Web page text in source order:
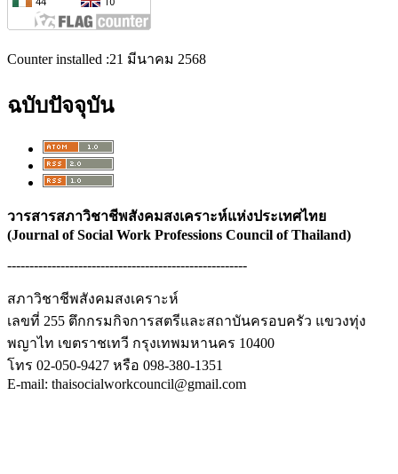
Counter installed :21 มีนาคม 2568
ฉบับปัจจุบัน
วารสารสภาวิชาชีพสังคมสงเคราะห์แห่งประเทศไทย
(Journal of Social Work Professions Council of Thailand)
------------------------------------------------------
สภาวิชาชีพสังคมสงเคราะห์
เลขที่ 255 ตึกกรมกิจการสตรีและสถาบันครอบครัว แขวงทุ่ง
พญาไท เขตราชเทวี กรุงเทพมหานคร 10400
โทร 02-050-9427 หรือ 098-380-1351
E-mail: thaisocialworkcouncil@gmail.com